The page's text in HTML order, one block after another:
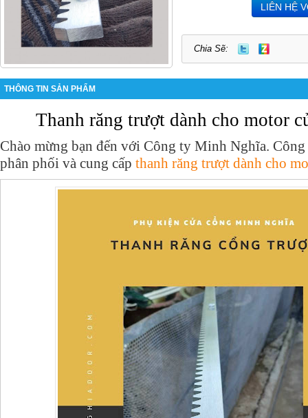
LIÊN HỆ
Chia Sẽ:
THÔNG TIN SẢN PHẨM
Thanh răng trượt dành cho motor
Chào mừng bạn đến với Công ty Minh Nghĩa.
phân phối và cung cấp thanh răng trượt dành cho